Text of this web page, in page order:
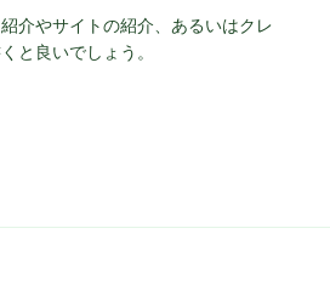
介やサイトの紹介、あるいはクレ
と良いでしょう。